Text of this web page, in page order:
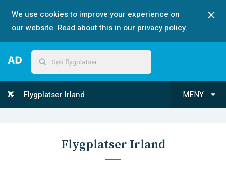
We use cookies to improve your experience on
our website. Read about this in our privacy policy.
MENY
Flygplatser Irland
Flygplatser Irland